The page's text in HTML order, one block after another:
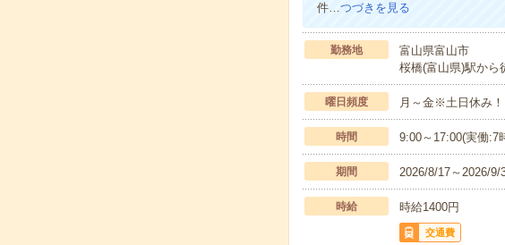
件…つづきを見る
勤務地
富山県富山市
桜橋(富山県)駅から
曜日頻度 月～金※土日休み！
時間 9:00～17:00(実働:7
期間 2026/8/17～2026/
時給 時給1400円
交通費